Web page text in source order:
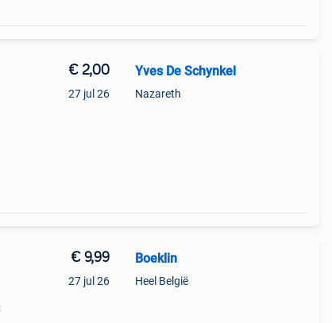
€ 2,00
27 jul 26
Yves De Schynkel
Nazareth
€ 9,99
27 jul 26
Boeklin
Heel België